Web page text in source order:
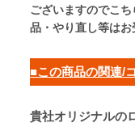
ございますのでこ
品・やり直し等はお
■この商品の関連/
貴社オリジナルの